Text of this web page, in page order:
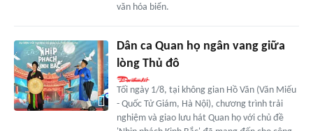
văn hóa biển.
Dân ca Quan họ ngân vang giữa
lòng Thủ đô
Tối ngày 1/8, tại không gian Hồ Văn (Văn Miếu
- Quốc Tử Giám, Hà Nội), chương trình trải
nghiệm và giao lưu hát Quan họ với chủ đề